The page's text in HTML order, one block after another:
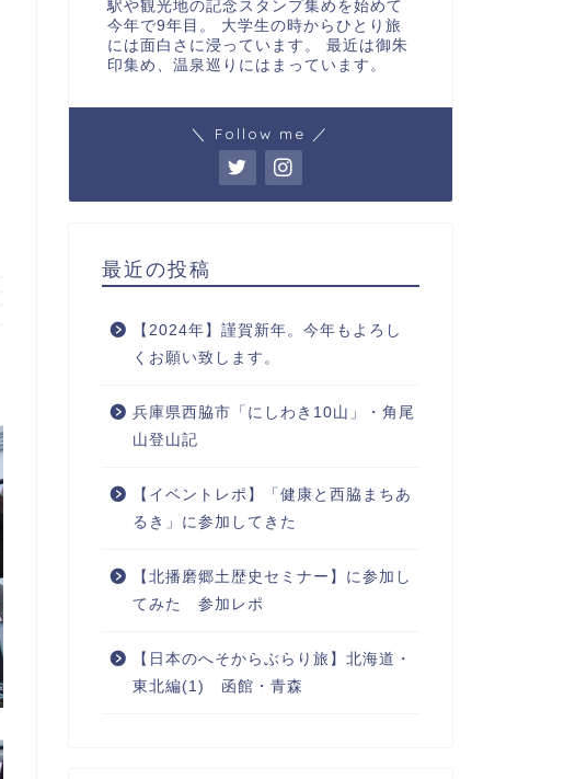
駅や観光地の記念スタンプ集めを始めて
今年で9年目。 大学生の時からひとり旅
には面白さに浸っています。 最近は御朱
印集め、温泉巡りにはまっています。
＼ Follow me ／
最近の投稿
【2024年】謹賀新年。今年もよろし
くお願い致します。
兵庫県西脇市「にしわき10山」・角尾
山登山記
【イベントレポ】「健康と西脇まちあ
るき」に参加してきた
【北播磨郷土歴史セミナー】に参加し
てみた 参加レポ
【日本のへそからぶらり旅】北海道・
東北編(1) 函館・青森